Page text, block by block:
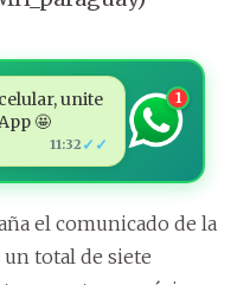
unite
🤩
11:32 ✓✓
1
el comunicado de la
total de siete